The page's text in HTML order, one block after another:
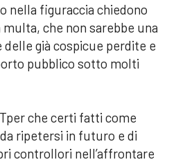
nella figuraccia chiedono
che non sarebbe una
già cospicue perdite e
pubblico sotto molti
che certi fatti come
ripetersi in futuro e di
controllori nell’affrontare